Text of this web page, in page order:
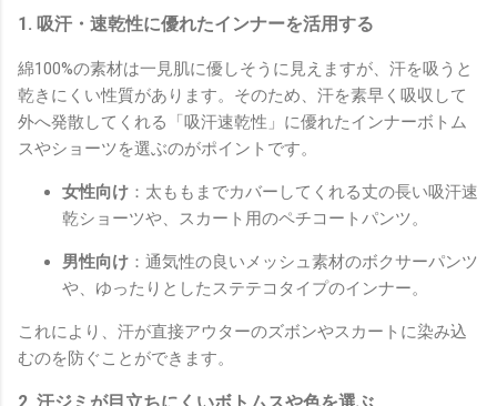
1. 吸汗・速乾性に優れたインナーを活用する
綿100%の素材は一見肌に優しそうに見えますが、汗を吸うと
乾きにくい性質があります。そのため、汗を素早く吸収して
外へ発散してくれる「吸汗速乾性」に優れたインナーボトム
スやショーツを選ぶのがポイントです。
女性向け ：太ももまでカバーしてくれる丈の長い吸汗速
乾ショーツや、スカート用のペチコートパンツ。
男性向け ：通気性の良いメッシュ素材のボクサーパンツ
や、ゆったりとしたステテコタイプのインナー。
これにより、汗が直接アウターのズボンやスカートに染み込
むのを防ぐことができます。